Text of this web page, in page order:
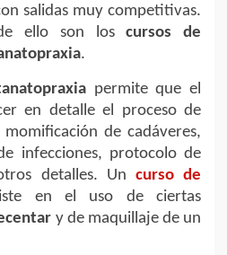
salidas muy competitivas.
ello son loscursos de
.
permite que el
en detalle el proceso de
de cadáveres,
infecciones, protocolo de
detalles. Un curso de
en el uso de ciertas
y de maquillaje de un